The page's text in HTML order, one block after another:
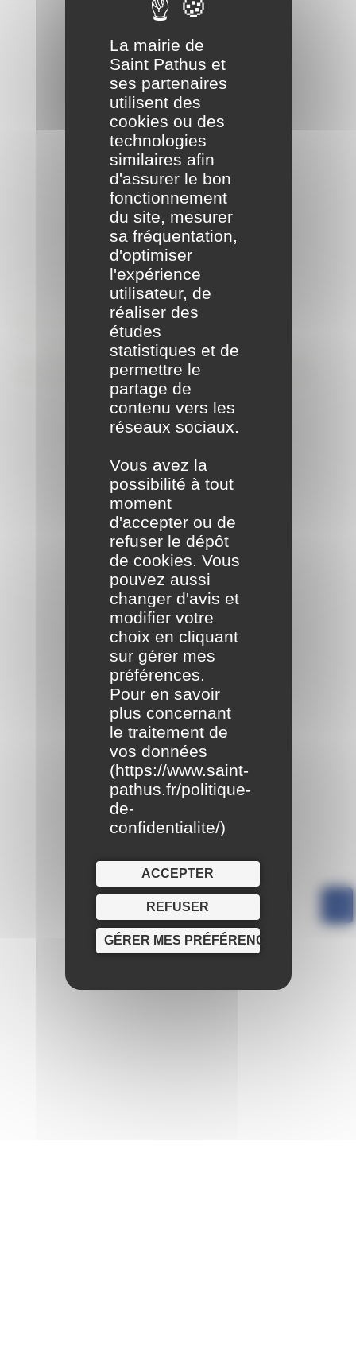
Formalités
administratives
La mairie de
Saint Pathus et
ses partenaires
utilisent des
cookies ou des
technologies
similaires afin
d'assurer le bon
fonctionnement
du site, mesurer
sa fréquentation,
d'optimiser
l'expérience
utilisateur, de
réaliser des
études
statistiques et de
permettre le
partage de
contenu vers les
réseaux sociaux.
Vous avez la
possibilité à tout
moment
d'accepter ou de
refuser le dépôt
de cookies. Vous
pouvez aussi
changer d'avis et
modifier votre
choix en cliquant
sur gérer mes
préférences.
Pour en savoir
plus concernant
le traitement de
vos données
(https://www.saint-
pathus.fr/politique-
de-
confidentialite/)
ACCEPTER
REFUSER
GÉRER MES PRÉFÉRENCES